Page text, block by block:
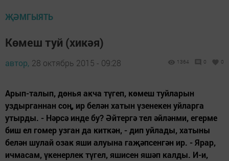
ҖӘМГЫЯТЬ
Көмеш туй (хикәя)
автор, 28 октябрь 2015 - 09:28 1364 0 0
Арып-талып, дөнья акча түгеп, көмеш туйларын
уздырганнан соң, ир белән хатын үзенекен уйларга
утырды. - Нәрсә инде бу? Әйтергә тел әйләнми, егерме
биш ел гомер узган да киткән, - дип уйлады, хатыны
белән шулай озак яши алуына гаҗәпсенгән ир. - Ярар,
ичмасам, үкенерлек түгел, яшисен яшәп калды. И-и,